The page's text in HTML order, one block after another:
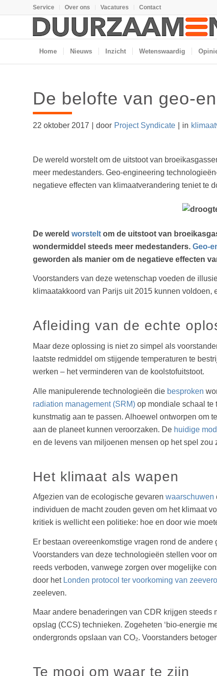
Service Over ons Vacatures Contact
Home Nieuws Inzicht Wetenswaardig
De belofte van geo-
22 oktober 2017 door Project Syndicate in
De wereld worstelt om de uitstoot van
meer medestanders. Geo-engineering
negatieve effecten van klimaatverandering teniet te
De wereld worstelt om de uitstoot van
wondermiddel steeds meer medestanders. Geo-
geworden als manier om de negatieve effecten
Voorstanders van deze wetenschap voeden de
klimaatakkoord van Parijs uit 2015 kunnen
Afleiding van de echte
Maar deze oplossing is niet zo simpel als
laatste redmiddel om stijgende temperaturen te
werken – het verminderen van de koolstofuitstoot.
Alle manipulerende technologieën die besproken
radiation management (SRM) op mondiale schaal te
kunstmatig aan te passen. Alhoewel ontworpen om
aan de planeet kunnen veroorzaken. De huidige
en de levens van miljoenen mensen op het spel zou
Het klimaat als wapen
Afgezien van de ecologische gevaren waarschuwen
individuen de macht zouden geven om het klimaat
kritiek is wellicht een politieke: hoe en door wie
Er bestaan overeenkomstige vragen rond de
Voorstanders van deze technologieën stellen voor
reeds verboden, vanwege zorgen over mogelijke
door het Londen protocol ter voorkoming van
zeeleven.
Maar andere benaderingen van CDR krijgen steeds
opslag (CCS) technieken. Zogeheten ‘bio-energie
ondergronds opslaan van CO₂. Voorstanders
Te mooi om waar te zijn